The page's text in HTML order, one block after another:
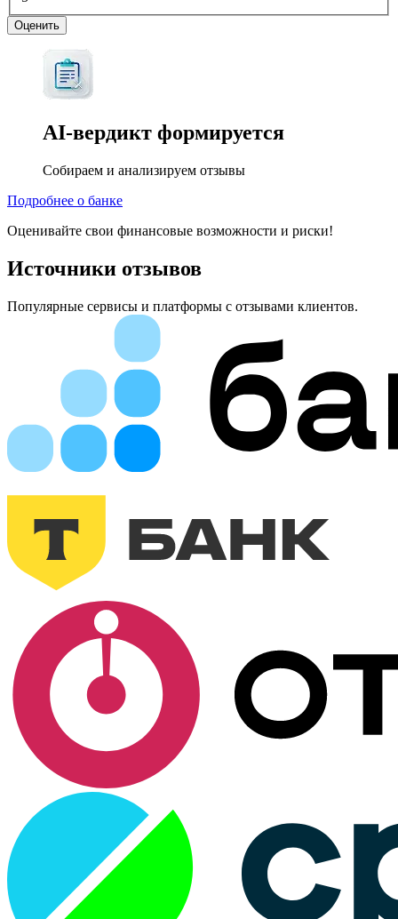
Оценить
AI-вердикт формируется
Собираем и анализируем отзывы
Подробнее о банке
Оценивайте свои финансовые возможности и риски!
Источники отзывов
Популярные сервисы и платформы с отзывами клиентов.